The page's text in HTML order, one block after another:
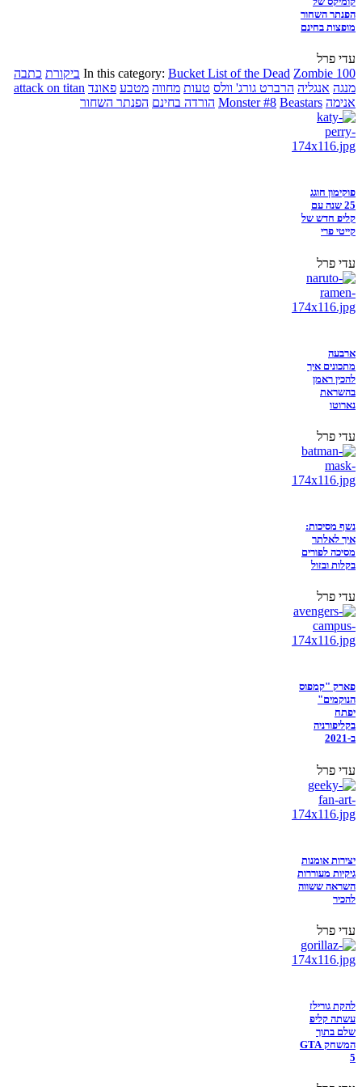
הפנתר השחור
מופצות בחינם
עדי פרל
In this category: Bucket List of the Dead Zombie 100 ביקורת כתבה
מנגה אנגליה הרברט גורג' וולס טעות מחווה מטבע פאונד attack on titan
אנימה
Monster #8 Beastars הורדה בחינם הפנתר השחור
פוקימון חוגג
25 שנה עם
קליפ חדש של
קייטי פרי
עדי פרל
ארבעה
מתכונים איך
להכין ראמן
בהשראת
נארוטו
עדי פרל
נשף מסיכות:
איך לאלתר
מסיכה לפורים
בקלות ובזול
עדי פרל
פארק "קמפוס
הנוקמים"
יפתח
בקליפורניה
ב-2021
עדי פרל
יצירות אומנות
גיקיות מעוררות
השראה ששווה
להכיר
עדי פרל
להקת גורילז
עשתה קליפ
שלם בתוך
המשחק GTA
5